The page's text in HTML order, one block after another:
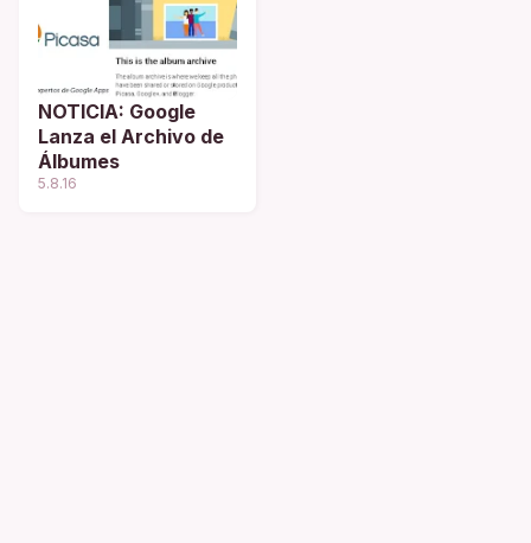
NOTICIA: Google
Lanza el Archivo de
Álbumes
5.8.16